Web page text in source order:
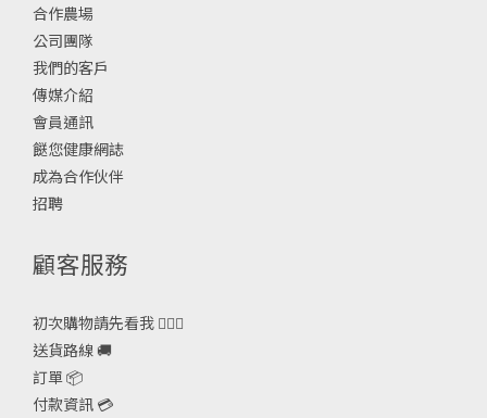
合作農場
公司團隊
我們的客戶
傳媒介紹
會員通訊
餸您健康網誌
成為合作伙伴
招聘
顧客服務
初次購物請先看我 🙋🏻‍♀️
送貨路線 🚚
訂單 📦
付款資訊 💳